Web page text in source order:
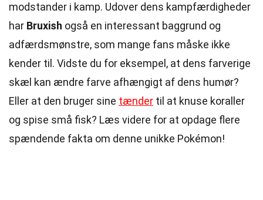
modstander i kamp. Udover dens kampfærdigheder
har Bruxish også en interessant baggrund og
adfærdsmønstre, som mange fans måske ikke
kender til. Vidste du for eksempel, at dens farverige
skæl kan ændre farve afhængigt af dens humør?
Eller at den bruger sine tænder til at knuse koraller
og spise små fisk? Læs videre for at opdage flere
spændende fakta om denne unikke Pokémon!